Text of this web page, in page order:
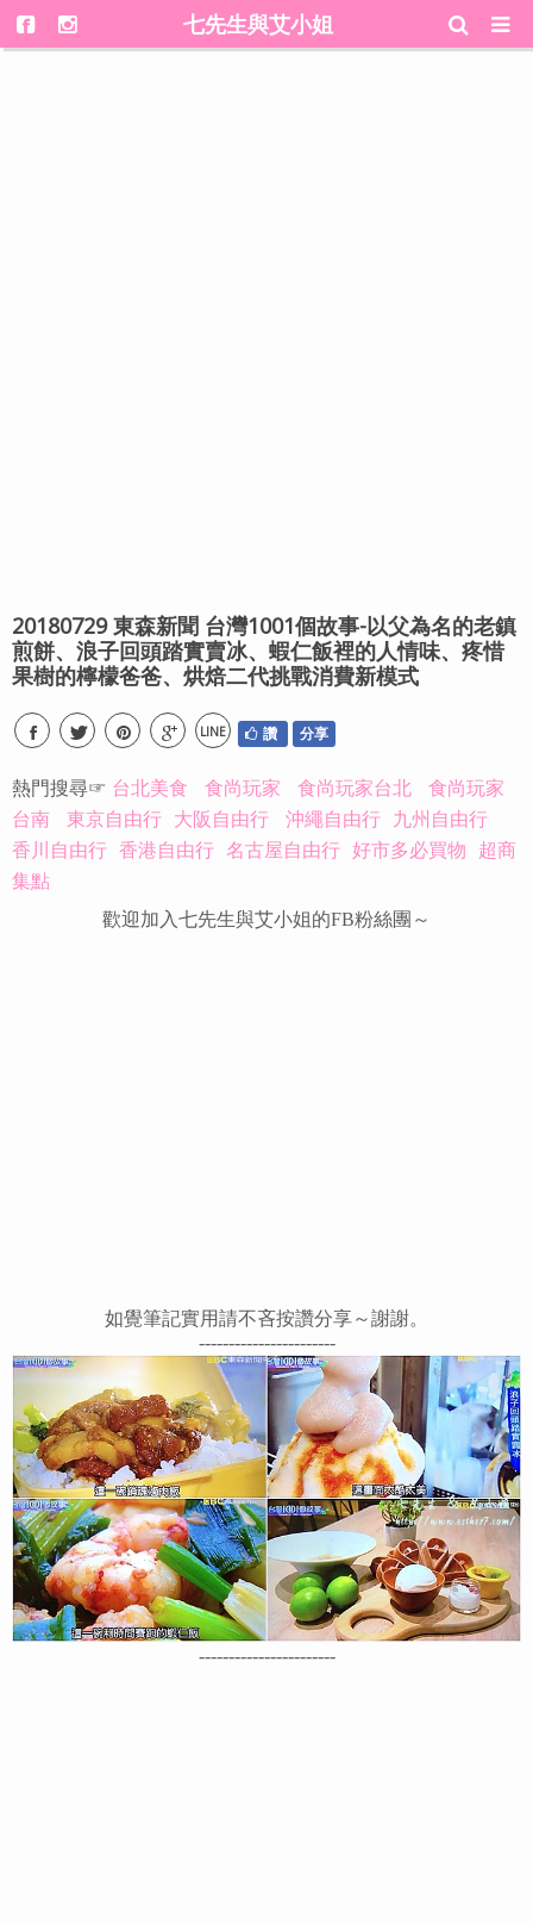
七先生與艾小姐
20180729 東森新聞 台灣1001個故事-以父為名的老鎮
煎餅、浪子回頭踏實賣冰、蝦仁飯裡的人情味、疼惜
果樹的檸檬爸爸、烘焙二代挑戰消費新模式
LINE 讚 分享
熱門搜尋☞ 台北美食 食尚玩家 食尚玩家台北
食尚玩家
台南
東京自由行 大阪自由行 沖繩自由行 九州自由行
香川自由行 香港自由行 名古屋自由行 好市多必買物 超商
集點
歡迎加入七先生與艾小姐的FB粉絲團～
如覺筆記實用請不吝按讚分享～謝謝。
-----------------------
-----------------------